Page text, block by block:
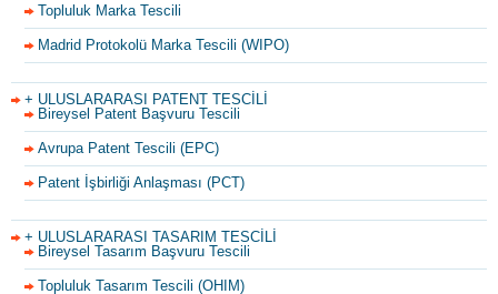
Topluluk Marka Tescili
Madrid Protokolü Marka Tescili (WIPO)
+ ULUSLARARASI PATENT TESCİLİ
Bireysel Patent Başvuru Tescili
Avrupa Patent Tescili (EPC)
Patent İşbirliği Anlaşması (PCT)
+ ULUSLARARASI TASARIM TESCİLİ
Bireysel Tasarım Başvuru Tescili
Topluluk Tasarım Tescili (OHIM)